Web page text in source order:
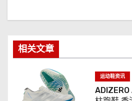
相关文章
运动鞋资讯
ADIZERO